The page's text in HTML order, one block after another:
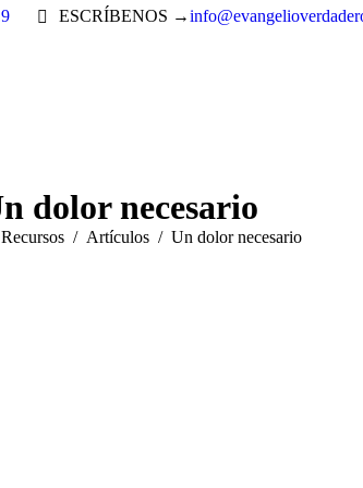
ESCRÍBENOS →
dolor necesario
Recursos Artículos Un dolor necesario